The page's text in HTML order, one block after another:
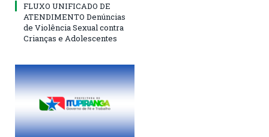
FLUXO UNIFICADO DE
ATENDIMENTO Denúncias
de Violência Sexual contra
Crianças e Adolescentes